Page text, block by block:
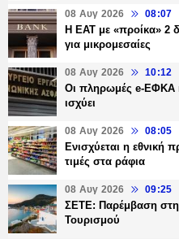
08 Αυγ 2026 08:07
Η ΕΑΤ με «προίκα» 2
για μικρομεσαίες
08 Αυγ 2026 10:12
Οι πληρωμές e-ΕΦΚΑ
ισχύει
08 Αυγ 2026 08:05
Ενισχύεται η εθνική
τιμές στα ράφια
08 Αυγ 2026 09:25
ΣΕΤΕ: Παρέμβαση
Τουρισμού